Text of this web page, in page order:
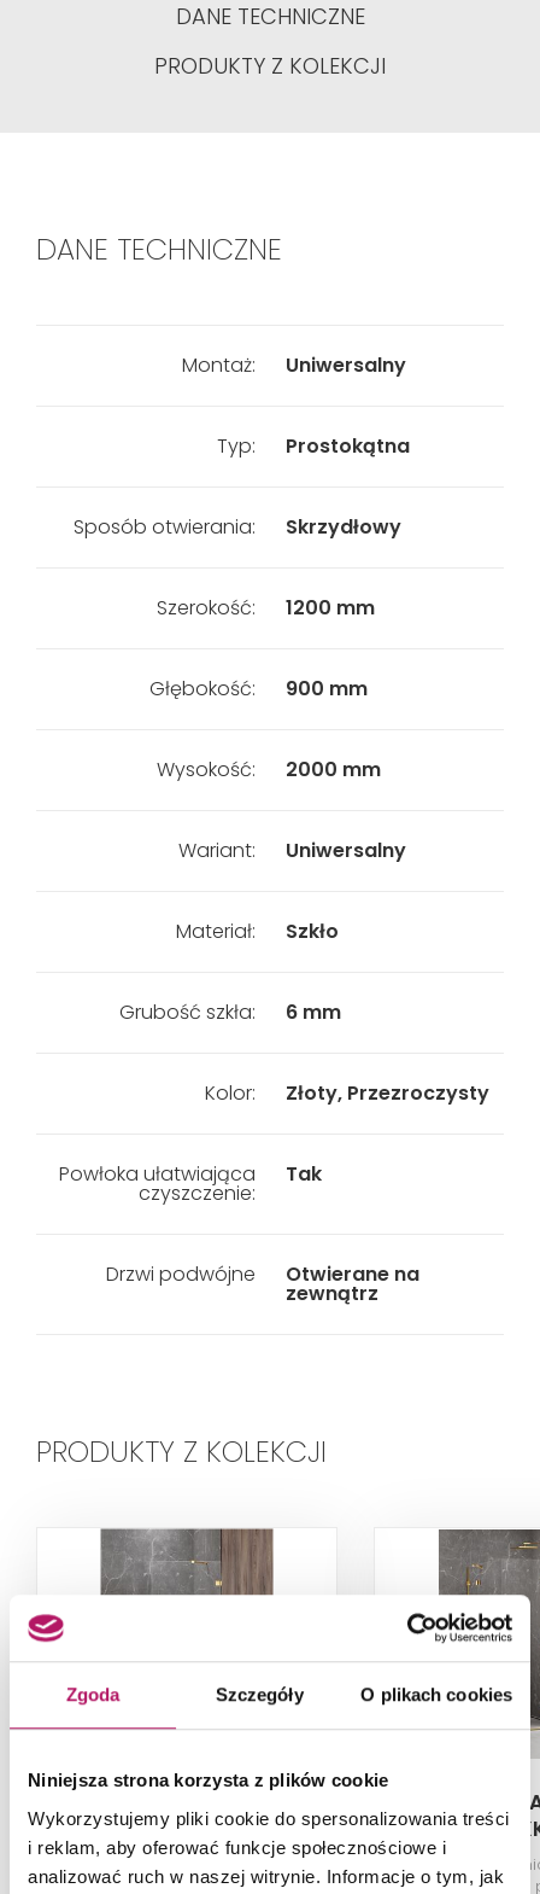
Zgoda Szczegóły O plikach cookies
Niniejsza strona korzysta z plików cookie
Wykorzystujemy pliki cookie do spersonalizowania treści
i reklam, aby oferować funkcje społecznościowe i
analizować ruch w naszej witrynie. Informacje o tym, jak
DANE TECHNICZNE
PRODUKTY Z KOLEKCJI
DANE TECHNICZNE
Montaż: Uniwersalny
Typ: Prostokątna
Sposób otwierania: Skrzydłowy
Szerokość: 1200 mm
Głębokość: 900 mm
Wysokość: 2000 mm
Wariant: Uniwersalny
Materiał: Szkło
Grubość szkła: 6 mm
Kolor: Złoty, Przezroczysty
Powłoka ułatwiająca
czyszczenie:
Tak
Drzwi podwójne Otwierane na
zewnątrz
PRODUKTY Z KOLEKCJI
Shine EXK-2171-WP
Parawan nawannowy, wspornik
prostopadły, 60x150 cm
New Trendy
Shine
Kabina
przezroczyste,